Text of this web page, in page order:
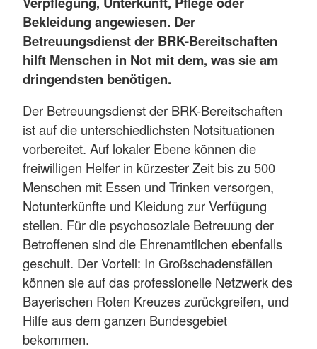
Bekleidung angewiesen. Der
Betreuungsdienst der BRK-Bereitschaften
hilft Menschen in Not mit dem, was sie am
dringendsten benötigen.
Der Betreuungsdienst der BRK-Bereitschaften
ist auf die unterschiedlichsten Notsituationen
vorbereitet. Auf lokaler Ebene können die
freiwilligen Helfer in kürzester Zeit bis zu 500
Menschen mit Essen und Trinken versorgen,
Notunterkünfte und Kleidung zur Verfügung
stellen. Für die psychosoziale Betreuung der
Betroffenen sind die Ehrenamtlichen ebenfalls
geschult. Der Vorteil: In Großschadensfällen
können sie auf das professionelle Netzwerk des
Bayerischen Roten Kreuzes zurückgreifen, und
Hilfe aus dem ganzen Bundesgebiet
bekommen.